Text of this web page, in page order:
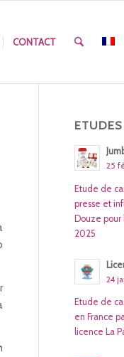
CONTACT
25
Etude de
presse et
Douze
2025
24
Etude de
en France
licence La